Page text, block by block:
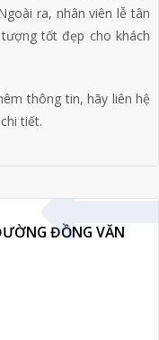
ra, nhân viên lễ tân
tốt đẹp cho khách
thông tin, hãy liên hệ
tiết.
ĐỒNG VĂN